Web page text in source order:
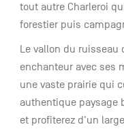
tout autre Charleroi
forestier puis
Le vallon du
enchanteur avec ses
une vaste prairie qui
authentique paysage
et profiterez d'un